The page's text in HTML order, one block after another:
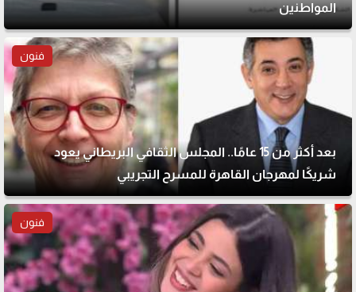
المواطنين
فنون
بعد أكثر من 15 عامًا.. المجلس الثقافي البريطاني يعود
شريكًا لمهرجان القاهرة للمسرح التجريبي
فنون